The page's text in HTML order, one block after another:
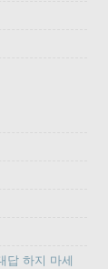
답 하지 마세